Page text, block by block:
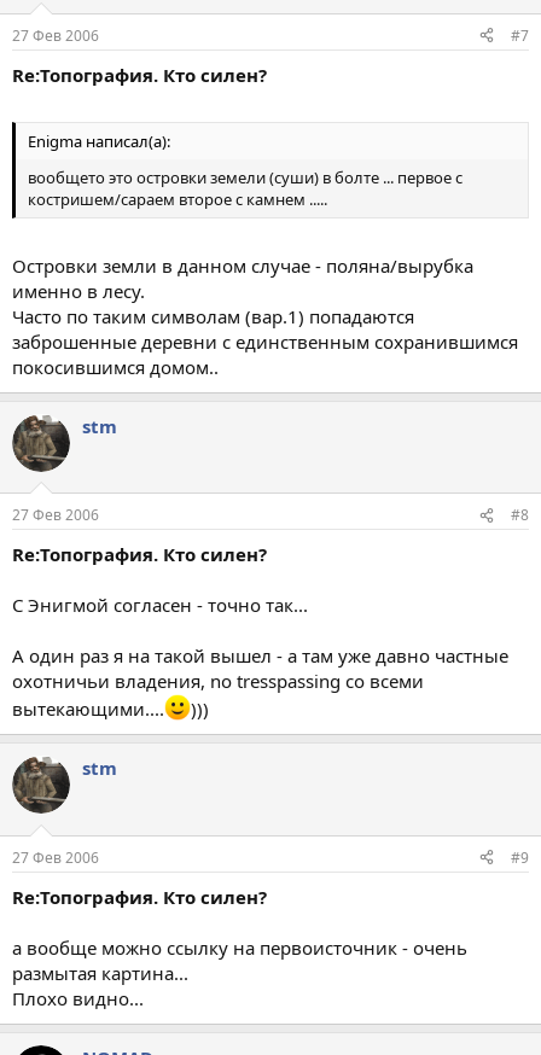
27 Фев 2006 #7
Re:Топография. Кто силен?
Enigma написал(а):
вообщето это островки земели (суши) в болте ... первое с
костришем/сараем второе с камнем .....
Островки земли в данном случае - поляна/вырубка
именно в лесу.
Часто по таким символам (вар.1) попадаются
заброшенные деревни с единственным сохранившимся
покосившимся домом..
stm
27 Фев 2006 #8
Re:Топография. Кто силен?
С Энигмой согласен - точно так...
А один раз я на такой вышел - а там уже давно частные
охотничьи владения, no tresspassing со всеми
вытекающими....
)))
stm
27 Фев 2006 #9
Re:Топография. Кто силен?
а вообще можно ссылку на первоисточник - очень
размытая картина...
Плохо видно...